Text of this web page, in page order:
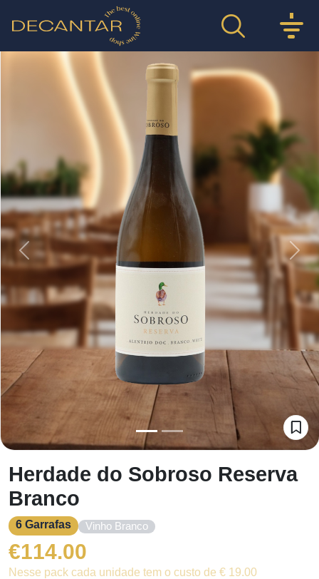
Previous
Herdade do Sobroso Reserva
Branco
6 Garrafas Vinho Branco
€114.00
Nesse pack cada unidade tem o custo de € 19.00